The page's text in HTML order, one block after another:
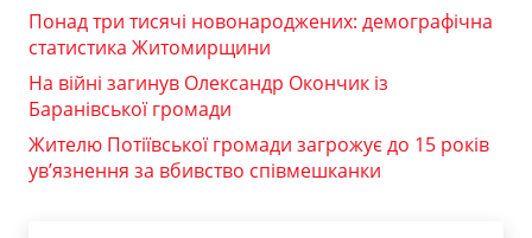
Понад три тисячі новонароджених: демографічна
статистика Житомирщини
На війні загинув Олександр Окончик із
Баранівської громади
Жителю Потіївської громади загрожує до 15 років
ув’язнення за вбивство співмешканки